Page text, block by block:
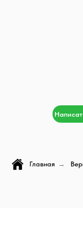
Главная →